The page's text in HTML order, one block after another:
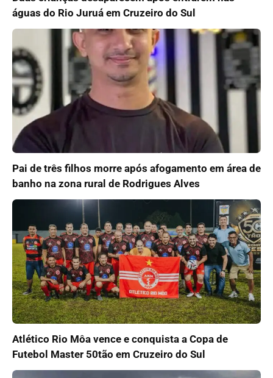
águas do Rio Juruá em Cruzeiro do Sul
Pai de três filhos morre após afogamento em área de
banho na zona rural de Rodrigues Alves
Atlético Rio Môa vence e conquista a Copa de
Futebol Master 50tão em Cruzeiro do Sul